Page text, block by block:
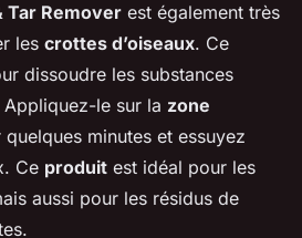
Tar Remover est également très
les crottes d’oiseaux. Ce
dissoudre les substances
le sur la zone
minutes et essuyez
Ce produit est idéal pour les
aussi pour les résidus de